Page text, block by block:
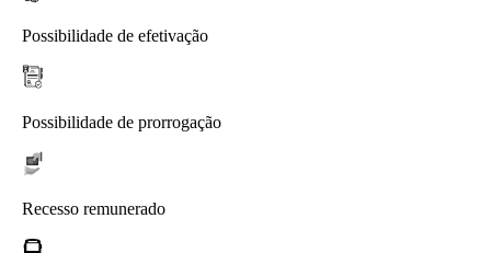
Possibilidade de efetivação
Possibilidade de prorrogação
Recesso remunerado